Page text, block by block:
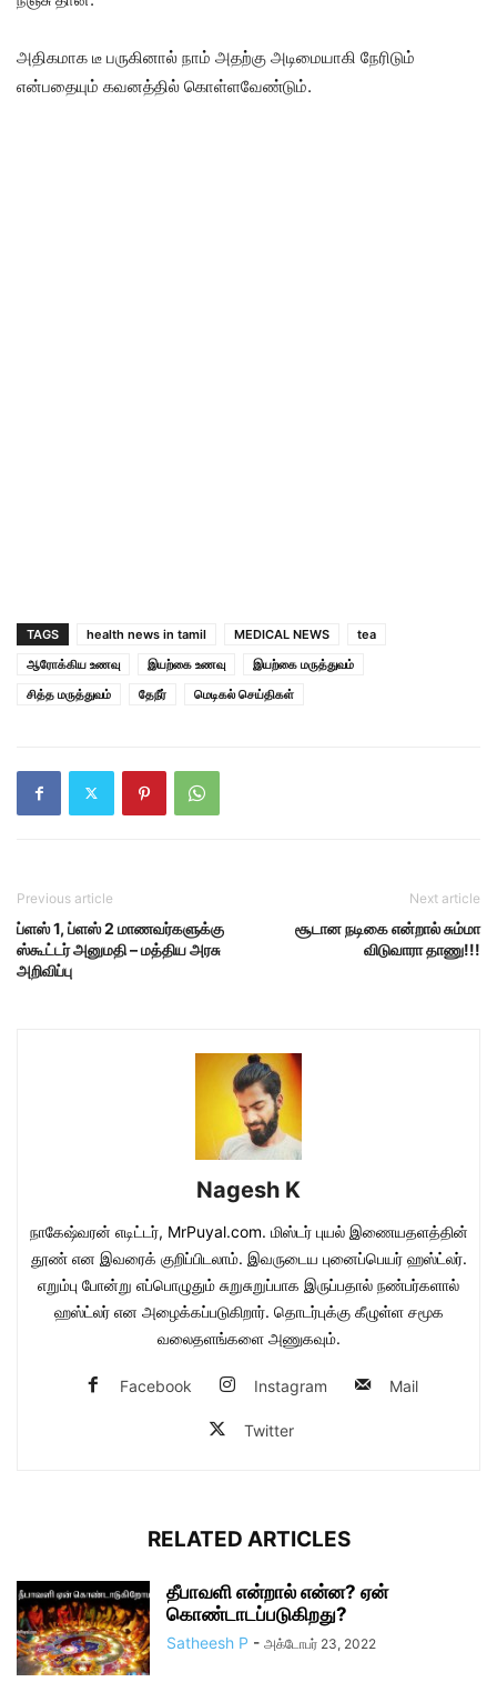
அதிகமாக டீ பருகினால் நாம் அதற்கு அடிமையாகி நேரிடும்
என்பதையும் கவனத்தில் கொள்ளவேண்டும்.
TAGS health news in tamil MEDICAL NEWS
tea
ஆரோக்கிய உணவு
இயற்கை உணவு
இயற்கை மருத்துவம்
சித்த மருத்துவம்
தேநீர் மெடிகல் செய்திகள்
Previous article
ப்ளஸ் 1, ப்ளஸ் 2 மாணவர்களுக்கு
ஸ்கூட்டர் அனுமதி – மத்திய அரசு
அறிவிப்பு
Next article
சூடான நடிகை என்றால் சும்மா
விடுவாரா தாணு!!!
Nagesh K
நாகேஷ்வரன் எடிட்டர், MrPuyal.com. மிஸ்டர் புயல் இணையதளத்தின்
தூண் என இவரைக் குறிப்பிடலாம். இவருடைய புனைப்பெயர் ஹஸ்ட்லர்.
எறும்பு போன்று எப்பொழுதும் சுறுசுறுப்பாக இருப்பதால் நண்பர்களால்
ஹஸ்ட்லர் என அழைக்கப்படுகிறார். தொடர்புக்கு கீழுள்ள சமூக
வலைதளங்களை அணுகவும்.
Facebook Instagram Mail
Twitter
RELATED ARTICLES
தீபாவளி என்றால் என்ன? ஏன்
கொண்டாடப்படுகிறது?
Satheesh P - அக்டோபர் 23, 2022